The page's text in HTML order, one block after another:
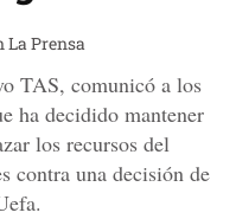
La Prensa
TAS, comunicó a los
ha decidido mantener
los recursos del
contra una decisión de